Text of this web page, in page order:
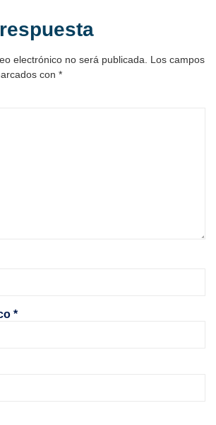
electrónico no será publicada. Los campos
con *
*